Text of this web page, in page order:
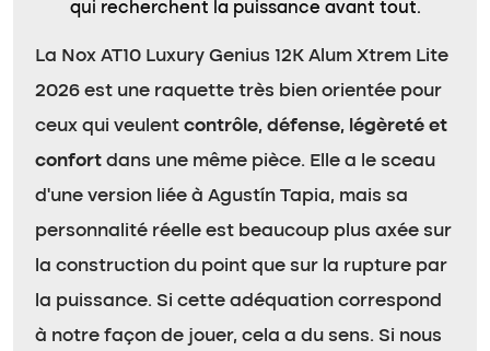
qui recherchent la puissance avant tout.
La Nox AT10 Luxury Genius 12K Alum Xtrem Lite
2026 est une raquette très bien orientée pour
ceux qui veulent contrôle, défense, légèreté et
confort dans une même pièce. Elle a le sceau
d’une version liée à Agustín Tapia, mais sa
personnalité réelle est beaucoup plus axée sur
la construction du point que sur la rupture par
la puissance. Si cette adéquation correspond
à notre façon de jouer, cela a du sens. Si nous